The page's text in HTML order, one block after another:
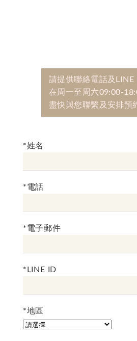
請提供聯絡電話及LINE
在周一至周六09:00-
盡快與您聯繫及安排預
*姓名
*電話
*電子郵件
*LINE ID
*地區